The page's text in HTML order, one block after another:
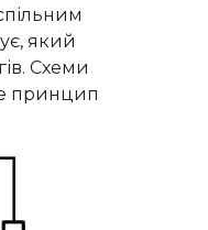
який
Схеми
принцип